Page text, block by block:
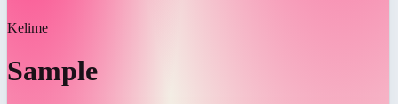
Kelime
Sample